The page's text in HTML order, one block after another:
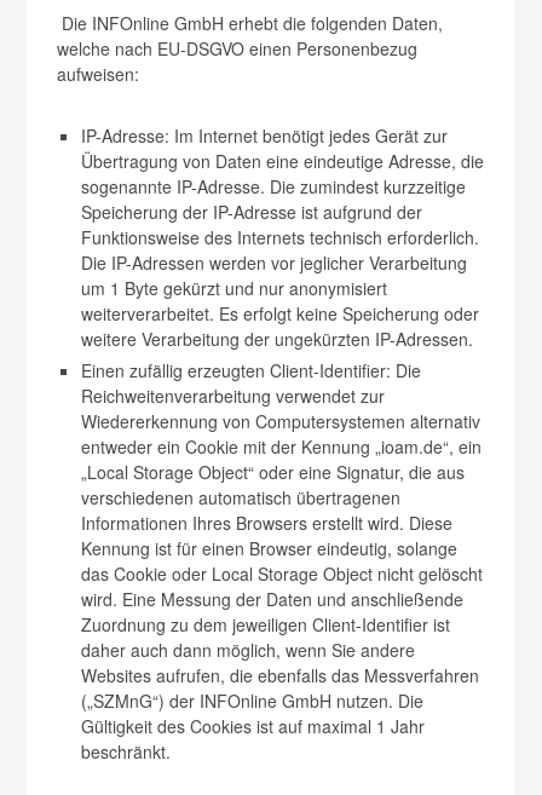
Die INFOnline GmbH erhebt die folgenden Daten,
welche nach EU-DSGVO einen Personenbezug
aufweisen:
IP-Adresse: Im Internet benötigt jedes Gerät zur
Übertragung von Daten eine eindeutige Adresse, die
sogenannte IP-Adresse. Die zumindest kurzzeitige
Speicherung der IP-Adresse ist aufgrund der
Funktionsweise des Internets technisch erforderlich.
Die IP-Adressen werden vor jeglicher Verarbeitung
um 1 Byte gekürzt und nur anonymisiert
weiterverarbeitet. Es erfolgt keine Speicherung oder
weitere Verarbeitung der ungekürzten IP-Adressen.
Einen zufällig erzeugten Client-Identifier: Die
Reichweitenverarbeitung verwendet zur
Wiedererkennung von Computersystemen alternativ
entweder ein Cookie mit der Kennung „ioam.de“, ein
„Local Storage Object“ oder eine Signatur, die aus
verschiedenen automatisch übertragenen
Informationen Ihres Browsers erstellt wird. Diese
Kennung ist für einen Browser eindeutig, solange
das Cookie oder Local Storage Object nicht gelöscht
wird. Eine Messung der Daten und anschließende
Zuordnung zu dem jeweiligen Client-Identifier ist
daher auch dann möglich, wenn Sie andere
Websites aufrufen, die ebenfalls das Messverfahren
(„SZMnG“) der INFOnline GmbH nutzen. Die
Gültigkeit des Cookies ist auf maximal 1 Jahr
beschränkt.